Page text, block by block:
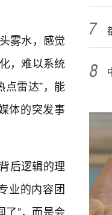
雾水，感觉
，难以系统
点雷达”，能
体的突发事
后逻辑的理
业的内容团
”，而是会